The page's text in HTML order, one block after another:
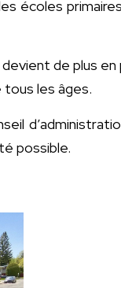
écoles
de plus en
les âges.
possible.